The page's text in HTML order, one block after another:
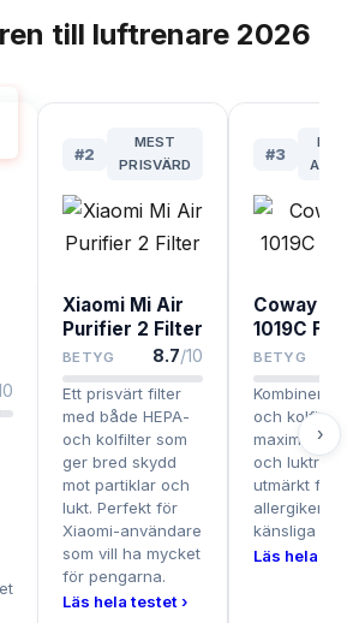
till luftrenare 2026
#2
MEST
PRISVÄRD
Xiaomi Mi Air
Purifier 2 Filter
BETYG 8.7/10
Ett prisvärt filter
med både HEPA-
och kolfilter som
ger bred skydd
mot partiklar och
lukt. Perfekt för
Xiaomi-användare
som vill ha mycket
för pengarna.
Läs hela testet ›
#3
Coway
1019C
BETYG
Kombinerar
och kolfilter
maximal
och
utmärkt för
allergiker
känsliga
Läs hela
›